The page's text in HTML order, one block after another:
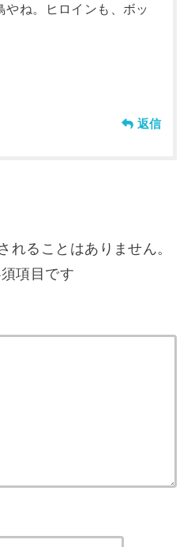
やね。ヒロインも、ボッ
返信
れることはありません。
項目です